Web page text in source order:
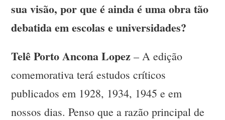
sua visão, por que é ainda é uma obra tão
debatida em escolas e universidades?
Telê Porto Ancona Lopez – A edição
comemorativa terá estudos críticos
publicados em 1928, 1934, 1945 e em
nossos dias. Penso que a razão principal de